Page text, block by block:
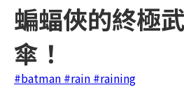
蝙蝠俠的終極
傘！
#batman #rain #raining